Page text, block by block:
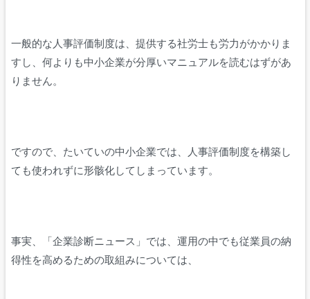
一般的な人事評価制度は、提供する社労士も労力がかかりま
すし、何よりも中小企業が分厚いマニュアルを読むはずがあ
りません。
ですので、たいていの中小企業では、人事評価制度を構築し
ても使われずに形骸化してしまっています。
事実、「企業診断ニュース」では、運用の中でも従業員の納
得性を高めるための取組みについては、